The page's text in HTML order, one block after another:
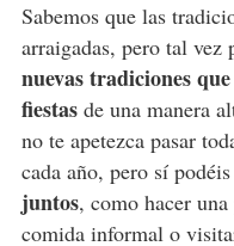
Sabemos que las
arraigadas, pero tal
nuevas tradiciones
fiestasde una manera
no te apetezca pasar
cada año, pero sí
juntos, como hacer una
comida informal o